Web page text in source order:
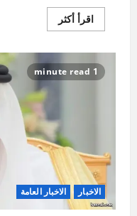
اقرأ أكثر
المزيد
الفطر
المبارك
1446هـ
1 minute read
الاخبار الاخبار العامة